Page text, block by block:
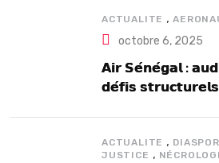
ACTUALITE ,
octobre 6, 2025
𝗔𝗶𝗿 𝗦𝗲́𝗻𝗲́𝗴𝗮𝗹 :
𝗱𝗲́𝗳𝗶𝘀
ACTUALITE ,
JUSTICE ,